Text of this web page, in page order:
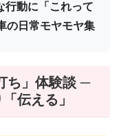
行動に「これって
の日常モヤモヤ集
ち」体験談 ─
伝える」